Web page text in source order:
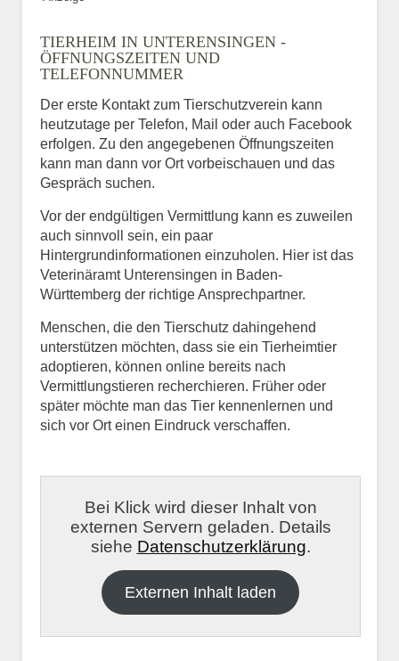
TIERHEIM IN UNTERENSINGEN -
ÖFFNUNGSZEITEN UND
TELEFONNUMMER
Der erste Kontakt zum Tierschutzverein kann
heutzutage per Telefon, Mail oder auch Facebook
erfolgen. Zu den angegebenen Öffnungszeiten
kann man dann vor Ort vorbeischauen und das
Gespräch suchen.
Vor der endgültigen Vermittlung kann es zuweilen
auch sinnvoll sein, ein paar
Hintergrundinformationen einzuholen. Hier ist das
Veterinäramt Unterensingen in Baden-
Württemberg der richtige Ansprechpartner.
Menschen, die den Tierschutz dahingehend
unterstützen möchten, dass sie ein Tierheimtier
adoptieren, können online bereits nach
Vermittlungstieren recherchieren. Früher oder
später möchte man das Tier kennenlernen und
sich vor Ort einen Eindruck verschaffen.
Bei Klick wird dieser Inhalt von
externen Servern geladen. Details
siehe Datenschutzerklärung.
Externen Inhalt laden